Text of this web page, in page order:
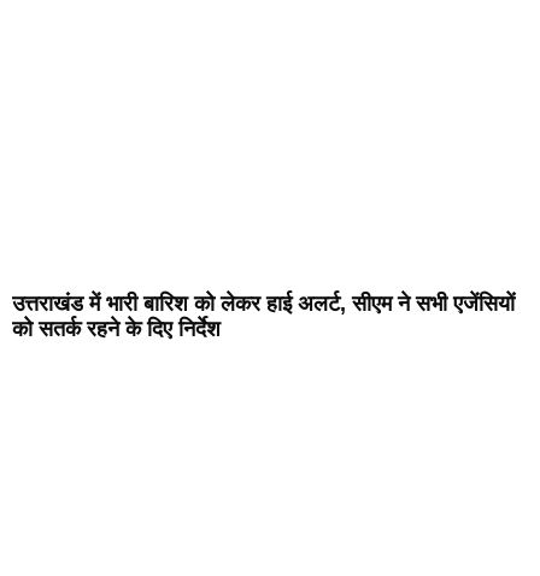
उत्तराखंड में भारी बारिश को लेकर हाई अलर्ट, सीएम ने सभी एजेंसियों
को सतर्क रहने के दिए निर्देश